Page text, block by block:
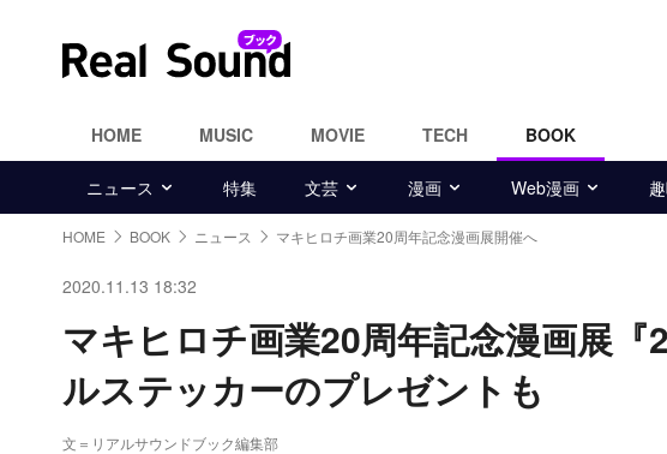
HOME MUSIC MOVIE TECH BOOK
ニュース 特集 文芸 漫画 Web漫画
HOME BOOK ニュース マキヒロチ画業20周年記念漫画展開催へ
2020.11.13 18:32
マキヒロチ画業20周年記念漫画展
ルステッカーのプレゼントも
文＝リアルサウンドブック編集部